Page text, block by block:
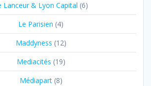
Lanceur & Lyon Capital (6)
Le Parisien (4)
Maddyness (12)
Mediacités (19)
Médiapart(8)